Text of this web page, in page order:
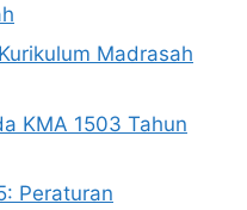
Madrasah
KMA 1503 Tahun
Peraturan